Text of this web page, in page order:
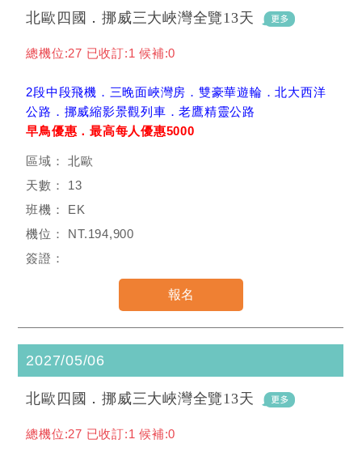
北歐四國．挪威三大峽灣全覽13天
總機位:27 已收訂:1 候補:0
2段中段飛機．三晚面峽灣房．雙豪華遊輪．北大西洋
公路．挪威縮影景觀列車．老鷹精靈公路
早鳥優惠．最高每人優惠5000
北歐
13
EK
NT.194,900
2027/05/06
北歐四國．挪威三大峽灣全覽13天
總機位:27 已收訂:1 候補:0